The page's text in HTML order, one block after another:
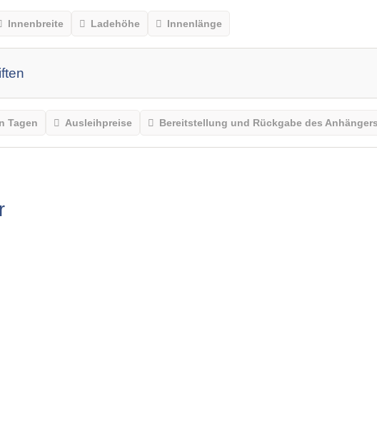
Innenbreite Ladehöhe Innenlänge
Tagen Ausleihpreise Bereitstellung und Rückgabe des Anhängers